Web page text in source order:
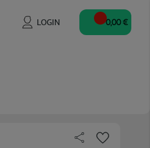
LOGIN 0,00 €